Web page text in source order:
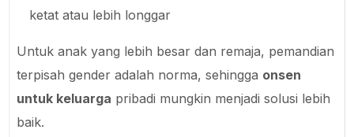
ketat atau lebih longgar
Untuk anak yang lebih besar dan remaja, pemandian
terpisah gender adalah norma, sehingga onsen
untuk keluarga pribadi mungkin menjadi solusi lebih
baik.